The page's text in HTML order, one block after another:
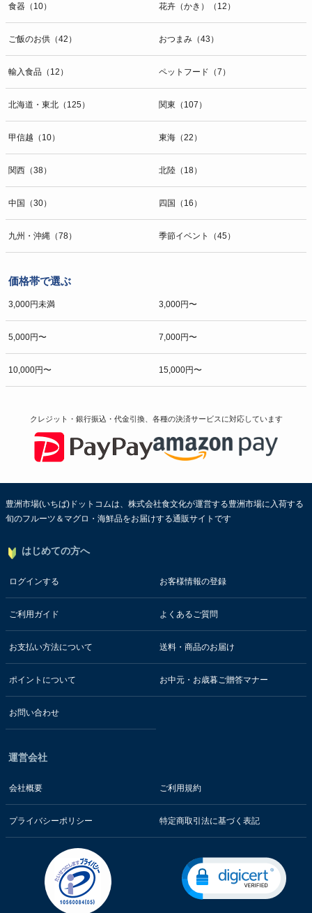
食器（10） 花卉（かき）（12）
ご飯のお供（42） おつまみ（43）
輸入食品（12） ペットフード（7）
北海道・東北（125） 関東（107）
甲信越（10） 東海（22）
関西（38） 北陸（18）
中国（30） 四国（16）
九州・沖縄（78） 季節イベント（45）
価格帯で選ぶ
3,000円未満 3,000円〜
5,000円〜 7,000円〜
10,000円〜 15,000円〜
クレジット・銀行振込・代金引換、各種の決済サービスに対応しています
豊洲市場(いちば)ドットコムは、株式会社食文化が運営する豊洲市場に入荷する
旬のフルーツ＆マグロ・海鮮品をお届けする通販サイトです
はじめての方へ
ログインする お客様情報の登録
ご利用ガイド よくあるご質問
お支払い方法について 送料・商品のお届け
ポイントについて お中元・お歳暮ご贈答マナー
お問い合わせ
運営会社
会社概要 ご利用規約
プライバシーポリシー 特定商取引法に基づく表記